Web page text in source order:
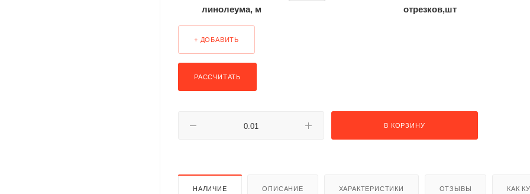
линолеума, м
отрезков,шт
+ ДОБАВИТЬ
РАССЧИТАТЬ
В КОРЗИНУ
НАЛИЧИЕ ОПИСАНИЕ ХАРАКТЕРИСТИКИ ОТЗЫВЫ КАК